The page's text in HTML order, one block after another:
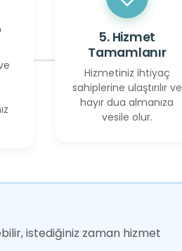
5. Hizmet
Tamamlanır
Hizmetiniz ihtiyaç
sahiplerine ulaştırılır ve
hayır dua almanıza
vesile olur.
istediğiniz zaman hizmet